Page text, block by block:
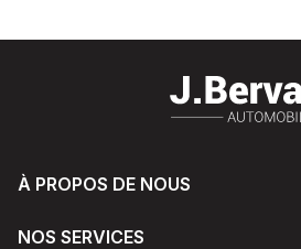
À PROPOS DE NOUS
NOS SERVICES